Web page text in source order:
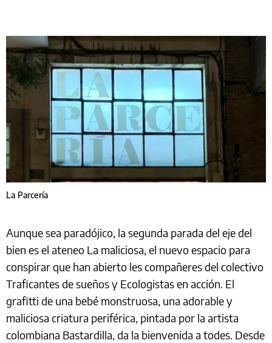
La Parcería
Aunque sea paradójico, la segunda parada del eje del
bien es el ateneo La maliciosa, el nuevo espacio para
conspirar que han abierto les compañeres del colectivo
Traficantes de sueños y Ecologistas en acción. El
grafitti de una bebé monstruosa, una adorable y
maliciosa criatura periférica, pintada por la artista
colombiana Bastardilla, da la bienvenida a todes. Desde